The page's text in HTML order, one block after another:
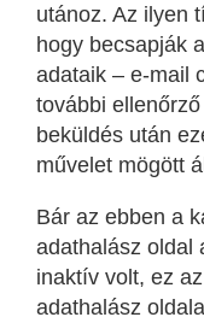
utánoz. Az ilyen
hogy becsapják
adataik – e-mail
további
beküldés után
művelet mögött
Bár az ebben a
adathalász oldal
inaktív volt, ez
adathalász